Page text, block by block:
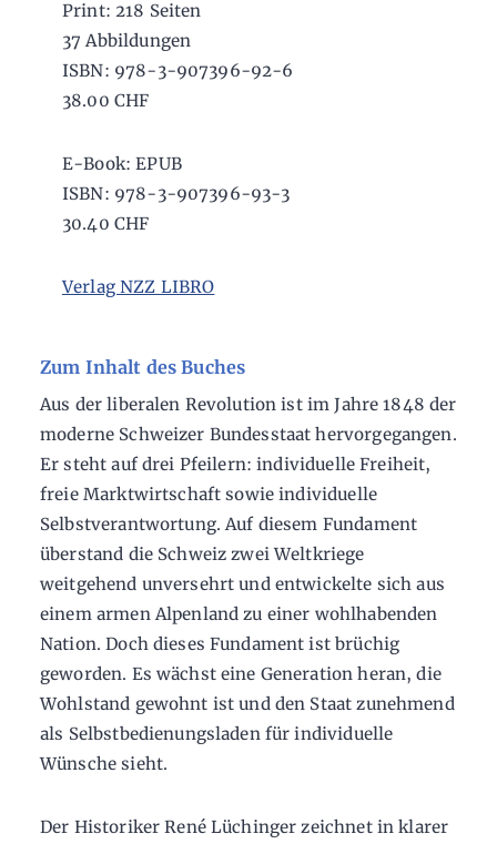
Print: 218 Seiten
37 Abbildungen
ISBN: 978-3-907396-92-6
38.00 CHF
E-Book: EPUB
ISBN: 978-3-907396-93-3
30.40 CHF
Verlag NZZ LIBRO
Zum Inhalt des Buches
Aus der liberalen Revolution ist im Jahre 1848 der
moderne Schweizer Bundesstaat hervorgegangen.
Er steht auf drei Pfeilern: individuelle Freiheit,
freie Marktwirtschaft sowie individuelle
Selbstverantwortung. Auf diesem Fundament
überstand die Schweiz zwei Weltkriege
weitgehend unversehrt und entwickelte sich aus
einem armen Alpenland zu einer wohlhabenden
Nation. Doch dieses Fundament ist brüchig
geworden. Es wächst eine Generation heran, die
Wohlstand gewohnt ist und den Staat zunehmend
als Selbstbedienungsladen für individuelle
Wünsche sieht.
Der Historiker René Lüchinger zeichnet in klarer